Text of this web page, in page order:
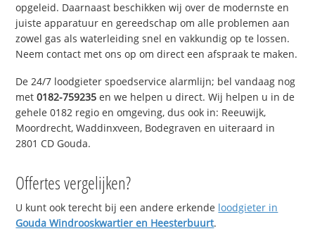
opgeleid. Daarnaast beschikken wij over de modernste en
juiste apparatuur en gereedschap om alle problemen aan
zowel gas als waterleiding snel en vakkundig op te lossen.
Neem contact met ons op om direct een afspraak te maken.
De 24/7 loodgieter spoedservice alarmlijn; bel vandaag nog
met0182-759235 en we helpen u direct. Wij helpen u in de
gehele 0182 regio en omgeving, dus ook in: Reeuwijk,
Moordrecht, Waddinxveen, Bodegraven en uiteraard in
2801 CD Gouda.
Offertes vergelijken?
U kunt ook terecht bij een andere erkende loodgieter in
Gouda Windrooskwartier en Heesterbuurt.